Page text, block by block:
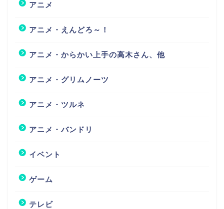
アニメ
アニメ・えんどろ～！
アニメ・からかい上手の高木さん、他
アニメ・グリムノーツ
アニメ・ツルネ
アニメ・バンドリ
イベント
ゲーム
テレビ